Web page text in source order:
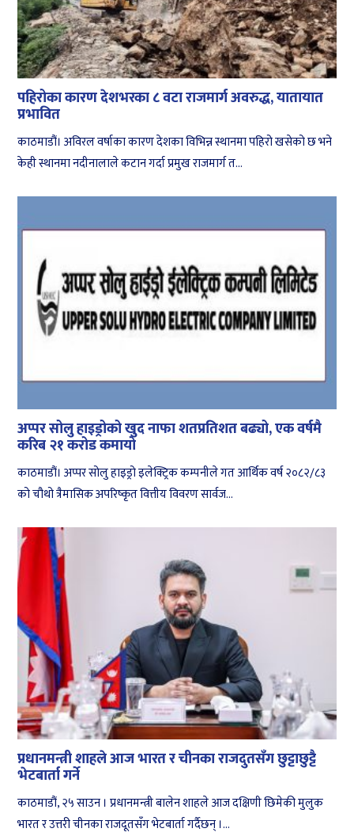
पहिरोका कारण देशभरका ८ वटा राजमार्ग अवरुद्ध, यातायात
प्रभावित
काठमाडौं। अविरल वर्षाका कारण देशका विभिन्न स्थानमा पहिरो खसेको छ भने
केही स्थानमा नदीनालाले कटान गर्दा प्रमुख राजमार्ग त...
अप्पर सोलु हाइड्रोको खुद नाफा शतप्रतिशत बढ्यो, एक वर्षमै
करिब २१ करोड कमायो
काठमाडौं। अप्पर सोलु हाइड्रो इलेक्ट्रिक कम्पनीले गत आर्थिक वर्ष २०८२/८३
को चौथो त्रैमासिक अपरिष्कृत वित्तीय विवरण सार्वज...
प्रधानमन्त्री शाहले आज भारत र चीनका राजदुतसँग छुट्टाछुट्टै
भेटबार्ता गर्ने
काठमाडौं, २५ साउन । प्रधानमन्त्री बालेन शाहले आज दक्षिणी छिमेकी मुलुक
भारत र उत्तरी चीनका राजदूतसँग भेटबार्ता गर्दैछन् ।...